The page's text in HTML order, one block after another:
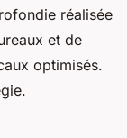
réalisée
et de
optimisés.